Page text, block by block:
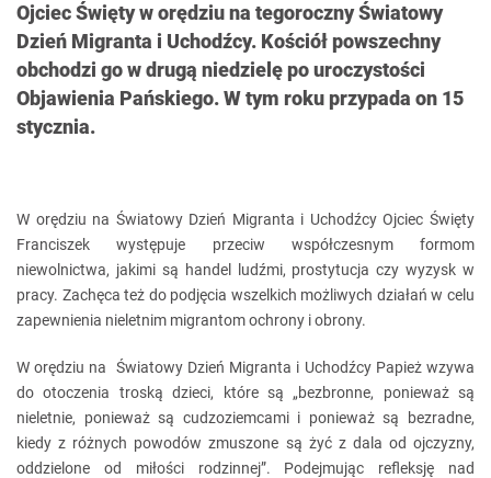
Ojciec Święty w orędziu na tegoroczny Światowy
Dzień Migranta i Uchodźcy. Kościół powszechny
obchodzi go w drugą niedzielę po uroczystości
Objawienia Pańskiego. W tym roku przypada on 15
stycznia.
W orędziu na Światowy Dzień Migranta i Uchodźcy Ojciec Święty
Franciszek występuje przeciw współczesnym formom
niewolnictwa, jakimi są handel ludźmi, prostytucja czy wyzysk w
pracy. Zachęca też do podjęcia wszelkich możliwych działań w celu
zapewnienia nieletnim migrantom ochrony i obrony.
W orędziu na Światowy Dzień Migranta i Uchodźcy Papież wzywa
do otoczenia troską dzieci, które są „bezbronne, ponieważ są
nieletnie, ponieważ są cudzoziemcami i ponieważ są bezradne,
kiedy z różnych powodów zmuszone są żyć z dala od ojczyzny,
oddzielone od miłości rodzinnej”. Podejmując refleksję nad